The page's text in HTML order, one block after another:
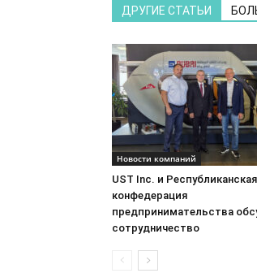
ДРУГИЕ СТАТЬИ
Новости компаний
UST Inc. и Республиканская
конфедерация
предпринимательства
сотрудничество